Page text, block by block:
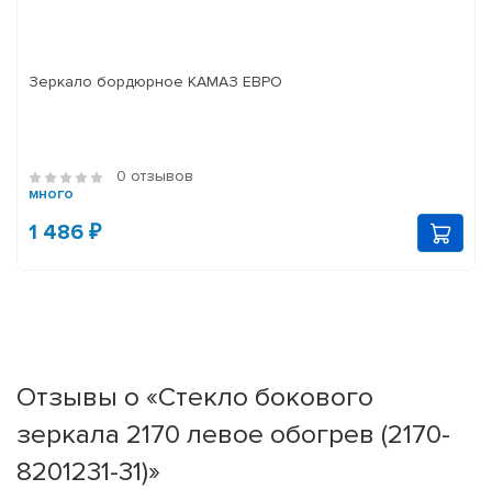
Зеркало бордюрное КАМАЗ ЕВРО
0 отзывов
много
1 486 ₽
Отзывы о «Стекло бокового
зеркала 2170 левое обогрев (2170-
8201231-31)»